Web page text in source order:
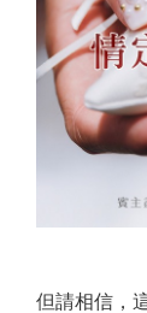
但請相信，